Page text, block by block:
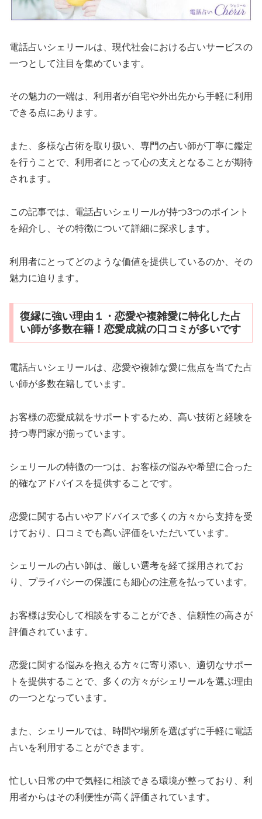
電話占いシェリールは、現代社会における占いサービスの
一つとして注目を集めています。
その魅力の一端は、利用者が自宅や外出先から手軽に利用
できる点にあります。
また、多様な占術を取り扱い、専門の占い師が丁寧に鑑定
を行うことで、利用者にとって心の支えとなることが期待
されます。
この記事では、電話占いシェリールが持つ3つのポイント
を紹介し、その特徴について詳細に探求します。
利用者にとってどのような価値を提供しているのか、その
魅力に迫ります。
復縁に強い理由１・恋愛や複雑愛に特化した占
い師が多数在籍！恋愛成就の口コミが多いです
電話占いシェリールは、恋愛や複雑な愛に焦点を当てた占
い師が多数在籍しています。
お客様の恋愛成就をサポートするため、高い技術と経験を
持つ専門家が揃っています。
シェリールの特徴の一つは、お客様の悩みや希望に合った
的確なアドバイスを提供することです。
恋愛に関する占いやアドバイスで多くの方々から支持を受
けており、口コミでも高い評価をいただいています。
シェリールの占い師は、厳しい選考を経て採用されてお
り、プライバシーの保護にも細心の注意を払っています。
お客様は安心して相談をすることができ、信頼性の高さが
評価されています。
恋愛に関する悩みを抱える方々に寄り添い、適切なサポー
トを提供することで、多くの方々がシェリールを選ぶ理由
の一つとなっています。
また、シェリールでは、時間や場所を選ばずに手軽に電話
占いを利用することができます。
忙しい日常の中で気軽に相談できる環境が整っており、利
用者からはその利便性が高く評価されています。